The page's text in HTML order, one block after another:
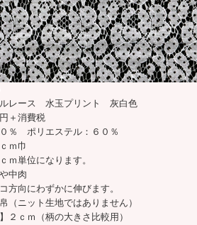
ルレース 水玉プリント 灰白色
＋消費税
％ ポリエステル：６０％
ｍ巾
ｍ単位になります。
中肉
方向にわずかに伸びます。
（ニット生地ではありません）
２ｃｍ（柄の大きさ比較用）